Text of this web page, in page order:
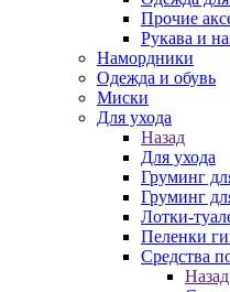
Прочие
Рукава и
Намордники
Одежда и обувь
Миски
Для ухода
Назад
Для ухода
Груминг
Груминг
Лотки-
Пеленки
Средства
Назад